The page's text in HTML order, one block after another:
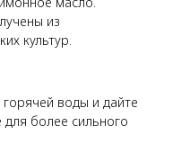
из
культур.
воды и дайте
более сильного